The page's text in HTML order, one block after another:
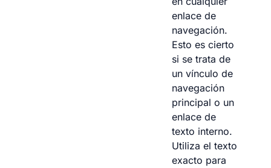
enlace de
navegación.
Esto es cierto
si se trata de
un vínculo de
navegación
principal o un
enlace de
texto interno.
Utiliza el texto
exacto para